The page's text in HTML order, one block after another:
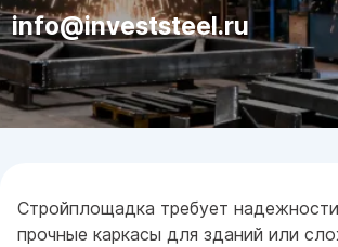
info@investsteel.ru
Стройплощадка требует
прочные каркасы для зданий или